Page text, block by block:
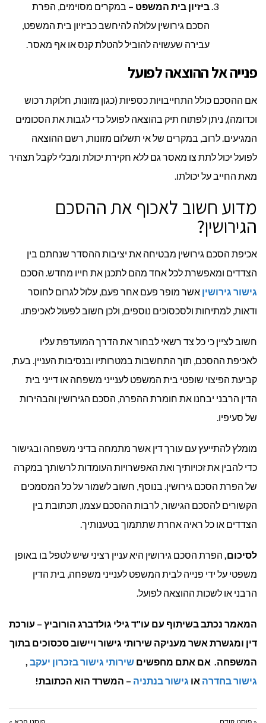
ביזיון בית המשפט – במקרים מסוימים, הפרת
הסכם גירושין עלולה להיחשב כביזיון בית המשפט,
עבירה שעשויה להוביל להטלת קנס או אף מאסר.
פנייה אל ההוצאה לפועל
אם ההסכם כולל התחייבויות כספיות (כגון מזונות, חלוקת רכוש
וכדומה), ניתן לפתוח תיק בהוצאה לפועל כדי לגבות את הסכומים
המגיעים. לרוב, במקרים של אי תשלום מזונות, רשם ההוצאה
לפועל יכול לתת צו מאסר גם ללא חקירת יכולת ומבלי לקבל תצהיר
מאת החייב על יכולתו.
מדוע חשוב לאכוף את ההסכם
הגירושין?
אכיפת הסכם גירושין מבטיחה את יציבות ההסדר שנחתם בין
הצדדים ומאפשרת לכל אחד מהם לתכנן את חייו מחדש. הסכם
גישור גירושין אשר מופר פעם אחר פעם, עלול לגרום לחוסר
ודאות, למתיחות ולסכסוכים נוספים, ולכן חשוב לפעול לאכיפתו.
חשוב לציין כי כל צד רשאי לבחור את הדרך המועדפת עליו
לאכיפת ההסכם, תוך התחשבות במטרותיו ובנסיבות העניין. בעת,
קביעת הפיצוי שופטי בית המשפט לענייני משפחה או דייני בית
הדין הרבני יבחנו את חומרת ההפרה, הסכם הגירושין והבהירות
של סעיפיו.
מומלץ להתייעץ עם עורך דין אשר מתמחה בדיני משפחה ובגישור
כדי להבין את זכויותיך ואת האפשרויות העומדות לרשותך במקרה
של הפרת הסכם גירושין. בנוסף, חשוב לשמור על כל המסמכים
הקשורים להסכם הגישור, לרבות ההסכם עצמו, תכתובת בין
הצדדים או כל ראיה אחרת שתתמוך בטענותיך.
לסיכום, הפרת הסכם גירושין היא עניין רציני שיש לטפל בו באופן
משפטי על ידי פנייה לבית המשפט לענייני משפחה, בית הדין
הרבני או לשכות ההוצאה לפועל.
המאמר נכתב בשיתוף עם עו"ד גילי גולדברג הורוביץ – עורכת
דין ומגשרת אשר מעניקה שירותי גישור ויישוב סכסוכים בתוך
המשפחה. אם אתם מחפשים שירותי גישור בזכרון יעקב ,
גישור בחדרה או גישור בנתניה – המשרד הוא הכתובת!